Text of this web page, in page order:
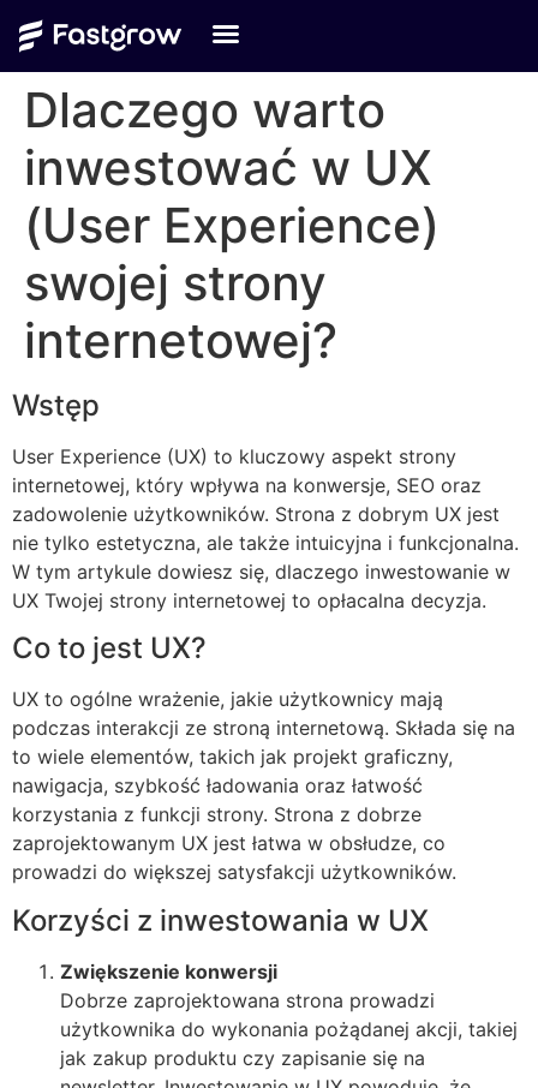
Dlaczego warto
inwestować w UX
(User Experience)
swojej strony
internetowej?
Wstęp
User Experience (UX) to kluczowy aspekt strony
internetowej, który wpływa na konwersje, SEO oraz
zadowolenie użytkowników. Strona z dobrym UX jest
nie tylko estetyczna, ale także intuicyjna i funkcjonalna.
W tym artykule dowiesz się, dlaczego inwestowanie w
UX Twojej strony internetowej to opłacalna decyzja.
Co to jest UX?
UX to ogólne wrażenie, jakie użytkownicy mają
podczas interakcji ze stroną internetową. Składa się na
to wiele elementów, takich jak projekt graficzny,
nawigacja, szybkość ładowania oraz łatwość
korzystania z funkcji strony. Strona z dobrze
zaprojektowanym UX jest łatwa w obsłudze, co
prowadzi do większej satysfakcji użytkowników.
Korzyści z inwestowania w UX
Zwiększenie konwersji
Dobrze zaprojektowana strona prowadzi
użytkownika do wykonania pożądanej akcji, takiej
jak zakup produktu czy zapisanie się na